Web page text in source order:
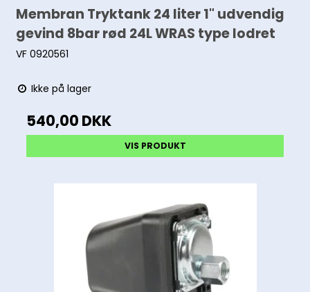
Membran Tryktank 24 liter 1" udvendig
gevind 8bar rød 24L WRAS type lodret
VF 0920561
Ikke på lager
540,00 DKK
VIS PRODUKT